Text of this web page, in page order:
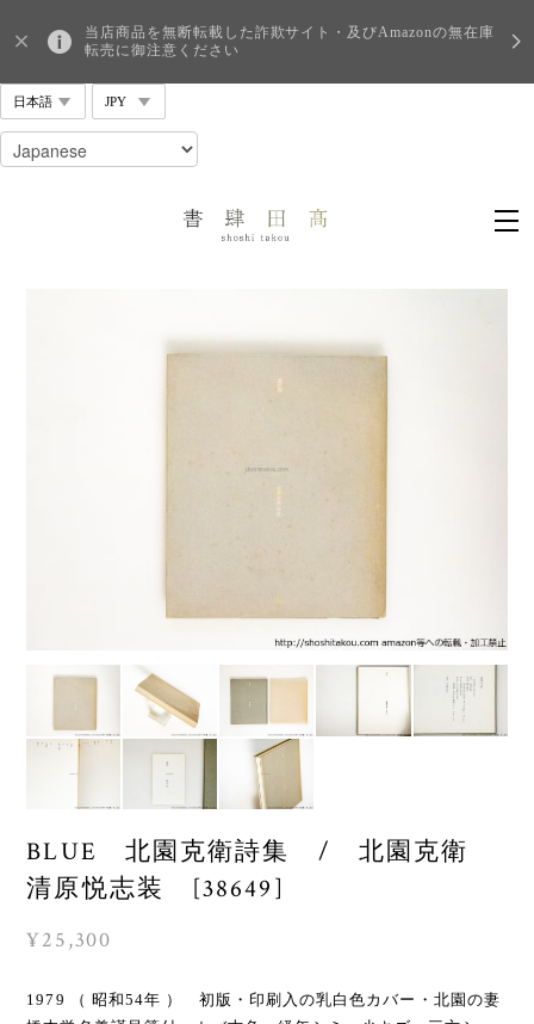
当店商品を無断転載した詐欺サイト・及びAmazonの無在庫
転売に御注意ください
BLUE 北園克衛詩集 / 北園克衛
清原悦志装 [38649]
¥25,300
1979 （ 昭和54年 ） 初版・印刷入の乳白色カバー・北園の妻